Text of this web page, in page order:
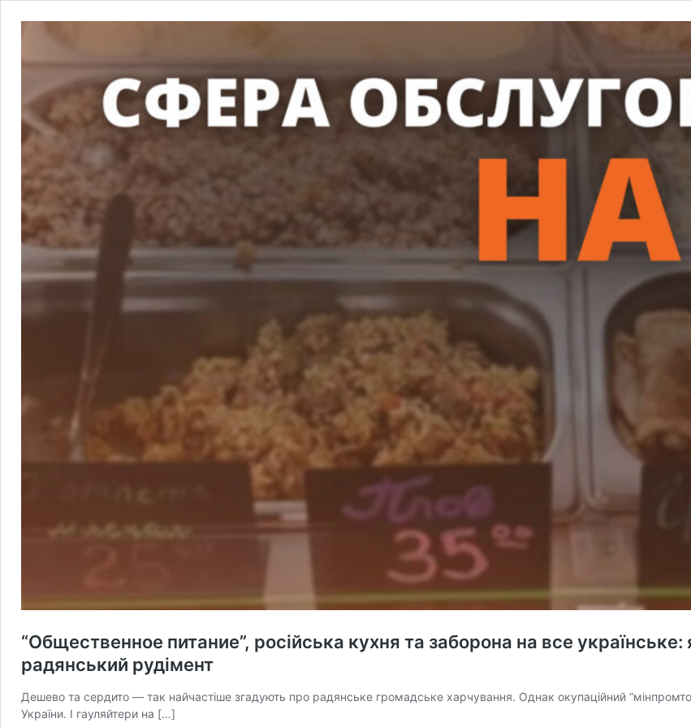
“Общественное питание”, російська кухня та заборона на все українське:
радянський рудімент
Дешево та сердито — так найчастіше згадують про радянське громадське харчування. Однак окупаційний
України. І гауляйтери на […]